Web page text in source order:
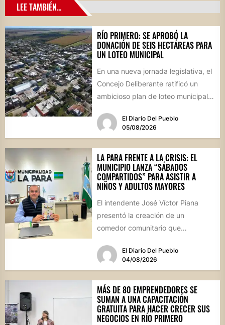
LEE TAMBIÉN...
RÍO PRIMERO: SE APROBÓ LA
DONACIÓN DE SEIS HECTÁREAS PARA
UN LOTEO MUNICIPAL
En una nueva jornada legislativa, el
Concejo Deliberante ratificó un
ambicioso plan de loteo municipal,
por...
El Diario Del Pueblo
05/08/2026
LA PARA FRENTE A LA CRISIS: EL
MUNICIPIO LANZA “SÁBADOS
COMPARTIDOS” PARA ASISTIR A
NIÑOS Y ADULTOS MAYORES
El intendente José Víctor Piana
presentó la creación de un
comedor comunitario que
Salón...
El Diario Del Pueblo
04/08/2026
MÁS DE 80 EMPRENDEDORES SE
SUMAN A UNA CAPACITACIÓN
GRATUITA PARA HACER CRECER SUS
NEGOCIOS EN RÍO PRIMERO